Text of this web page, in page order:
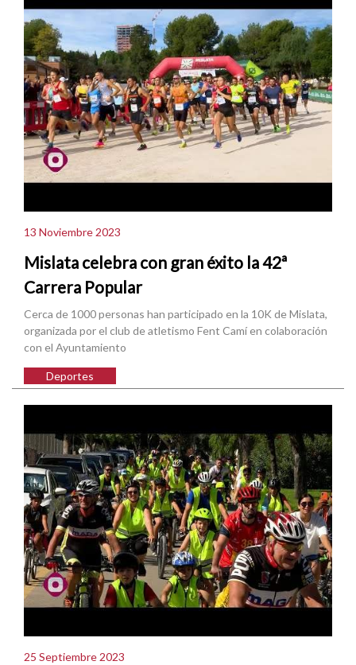
13 Noviembre 2023
Mislata celebra con gran éxito la 42ª
Carrera Popular
Cerca de 1000 personas han participado en la 10K de Mislata,
organizada por el club de atletismo Fent Camí en colaboración
con el Ayuntamiento
Deportes
25 Septiembre 2023